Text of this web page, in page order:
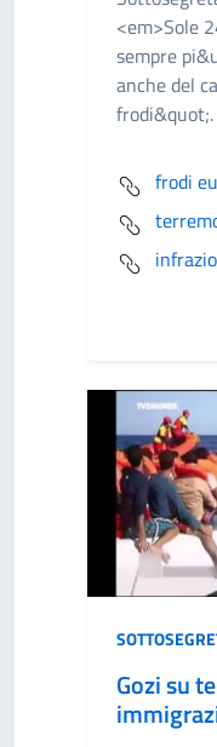
<em>Sole
sempre
anche del
frodi&quot;.
frodi
Gozi su